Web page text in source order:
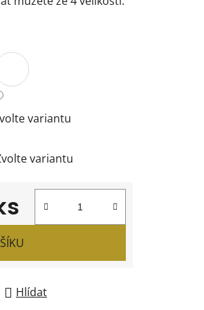
variantu
variantu
Hlídat